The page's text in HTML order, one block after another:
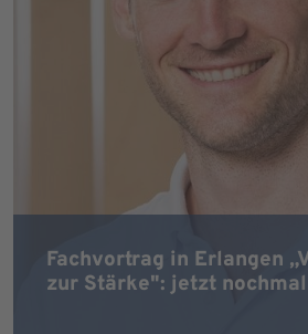
Fachvortrag in Erlangen
zur Stärke": jetzt